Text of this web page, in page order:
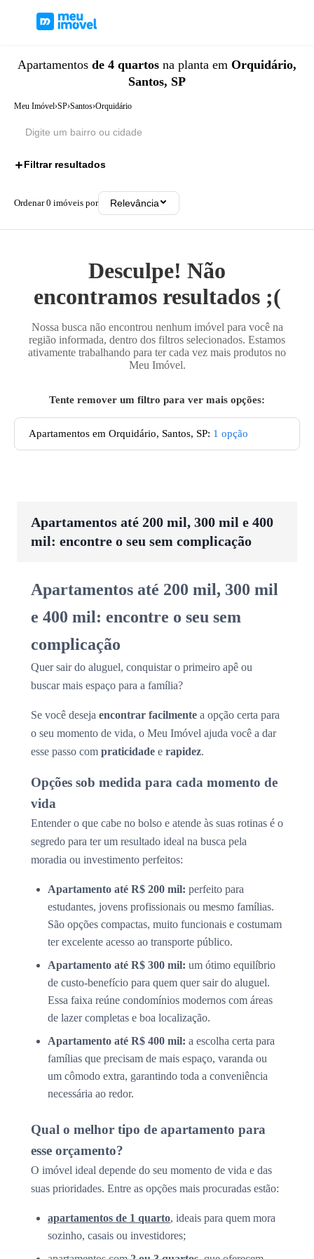
Apartamentos de 4 quartos na planta em Orquidário,
Santos, SP
Meu Imóvel›SP›Santos›Orquidário
Filtrar resultados
Ordenar0 imóveis por Relevância
Desculpe! Não
encontramos resultados ;(
Nossa busca não encontrou nenhum imóvel para você na
região informada, dentro dos filtros selecionados. Estamos
ativamente trabalhando para ter cada vez mais produtos no
Meu Imóvel.
Tente remover um filtro para ver mais opções:
Apartamentos em Orquidário, Santos, SP: 1 opção
Apartamentos até 200 mil, 300 mil e 400
mil: encontre o seu sem complicação
Apartamentos até 200 mil, 300 mil
e 400 mil: encontre o seu sem
complicação
Quer sair do aluguel, conquistar o primeiro apê ou
buscar mais espaço para a família?
Se você deseja encontrar facilmente a opção certa para
o seu momento de vida, o Meu Imóvel ajuda você a dar
esse passo com praticidade e rapidez.
Opções sob medida para cada momento de
vida
Entender o que cabe no bolso e atende às suas rotinas é o
segredo para ter um resultado ideal na busca pela
moradia ou investimento perfeitos:
Apartamento até R$ 200 mil: perfeito para
estudantes, jovens profissionais ou mesmo famílias.
São opções compactas, muito funcionais e costumam
ter excelente acesso ao transporte público.
Apartamento até R$ 300 mil: um ótimo equilíbrio
de custo-benefício para quem quer sair do aluguel.
Essa faixa reúne condomínios modernos com áreas
de lazer completas e boa localização.
Apartamento até R$ 400 mil: a escolha certa para
famílias que precisam de mais espaço, varanda ou
um cômodo extra, garantindo toda a conveniência
necessária ao redor.
Qual o melhor tipo de apartamento para
esse orçamento?
O imóvel ideal depende do seu momento de vida e das
suas prioridades. Entre as opções mais procuradas estão:
apartamentos de 1 quarto, ideais para quem mora
sozinho, casais ou investidores;